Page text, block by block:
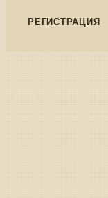
РЕГИСТРАЦИЯ